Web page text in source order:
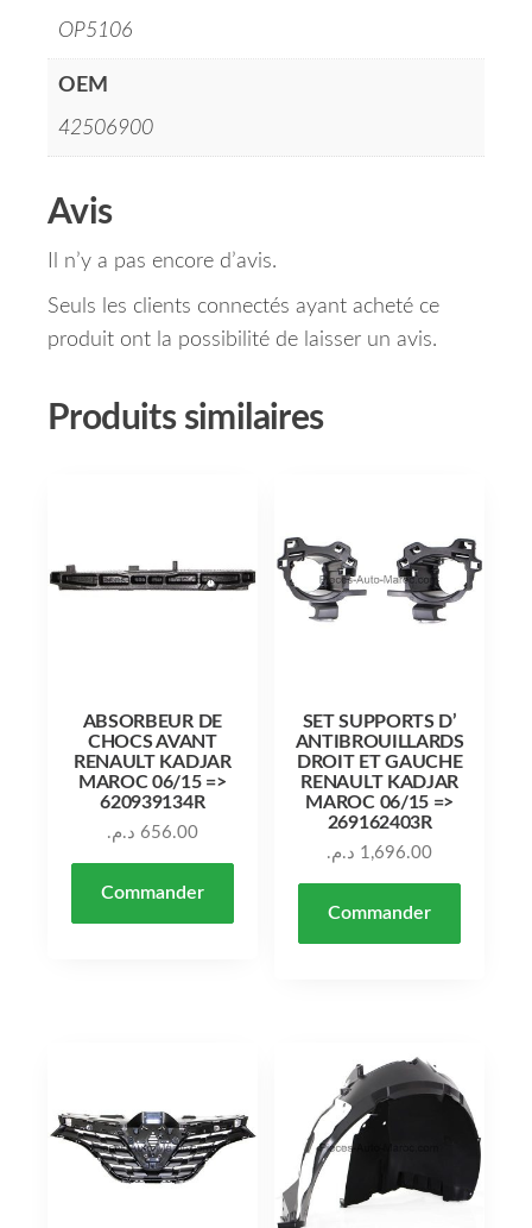
OP5106
OEM
42506900
Avis
Il n’y a pas encore d’avis.
Seuls les clients connectés ayant acheté ce
produit ont la possibilité de laisser un avis.
Produits similaires
ABSORBEUR DE
CHOCS AVANT
RENAULT KADJAR
MAROC 06/15 =>
620939134R
656.00 د.م.
Commander
SET SUPPORTS D’
ANTIBROUILLARDS
DROIT ET GAUCHE
RENAULT KADJAR
MAROC 06/15 =>
269162403R
1,696.00 د.م.
Commander